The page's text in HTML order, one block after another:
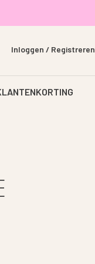
Inloggen / Registreren